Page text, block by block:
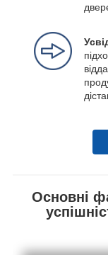
Основні